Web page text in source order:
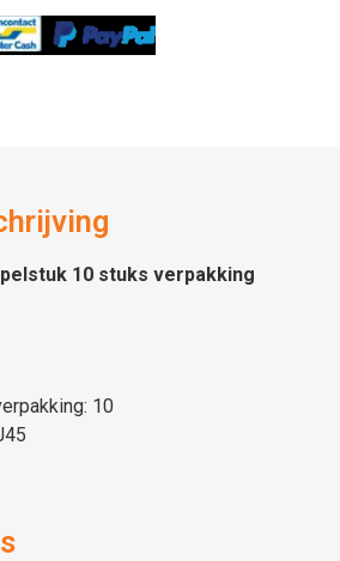
10 stuks verpakking
10